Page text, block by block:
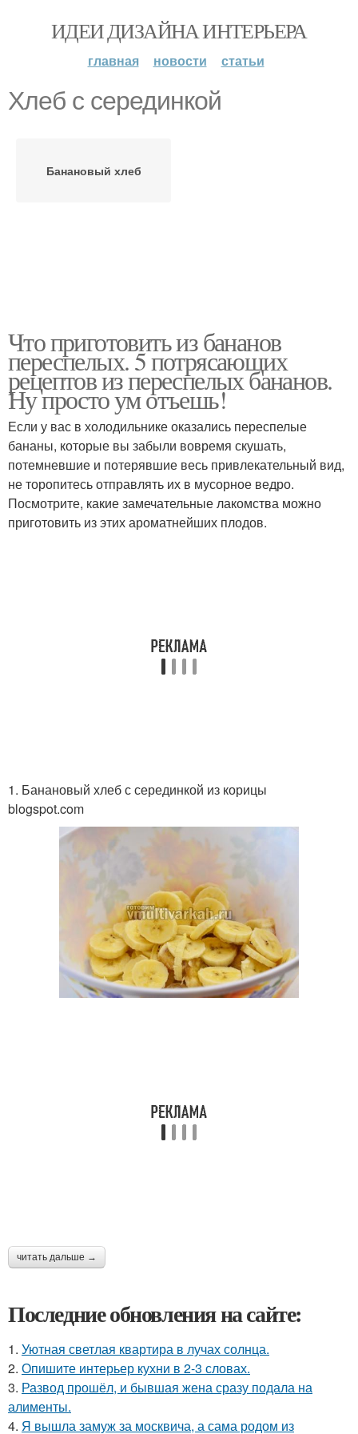
ИДЕИ ДИЗАЙНА ИНТЕРЬЕРА
главная новости статьи
Хлеб с серединкой
Банановый хлеб
Что приготовить из бананов
переспелых. 5 потрясающих
рецептов из переспелых бананов.
Ну просто ум отъешь!
Если у вас в холодильнике оказались переспелые
бананы, которые вы забыли вовремя скушать,
потемневшие и потерявшие весь привлекательный вид,
не торопитесь отправлять их в мусорное ведро.
Посмотрите, какие замечательные лакомства можно
приготовить из этих ароматнейших плодов.
1. Банановый хлеб с серединкой из корицы
blogspot.com
читать дальше →
Последние обновления на сайте:
1. Уютная светлая квартира в лучах солнца.
2. Опишите интерьер кухни в 2-3 словах.
3. Развод прошёл, и бывшая жена сразу подала на
алименты.
4. Я вышла замуж за москвича, а сама родом из